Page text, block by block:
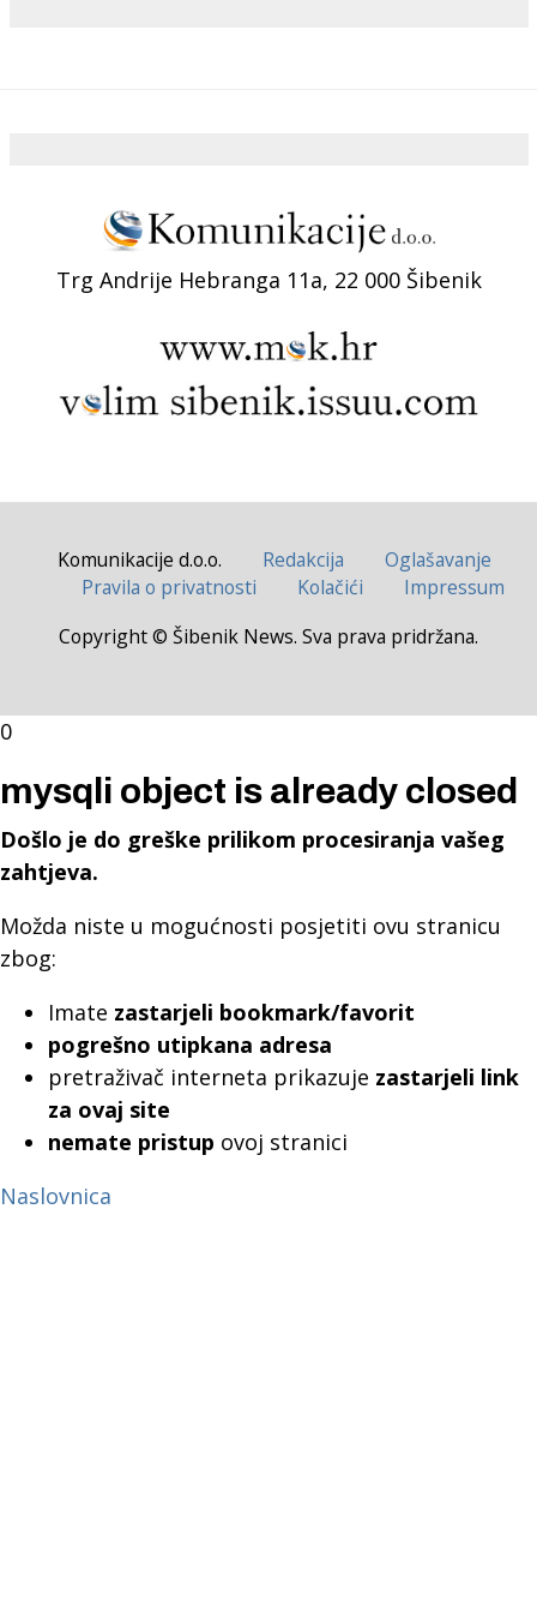
Trg Andrije Hebranga 11a, 22 000 Šibenik
Komunikacije d.o.o. Redakcija
Oglašavanje
Pravila o privatnosti
Kolačići
Impressum
Copyright © Šibenik News. Sva prava pridržana.
0
mysqli object is already closed
Došlo je do greške prilikom procesiranja vašeg
zahtjeva.
Možda niste u mogućnosti posjetiti ovu stranicu
zbog:
Imate zastarjeli bookmark/favorit
pogrešno utipkana adresa
pretraživač interneta prikazuje zastarjeli link
za ovaj site
nemate pristup ovoj stranici
Naslovnica